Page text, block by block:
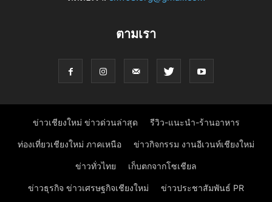
ตามเรา
ข่าวเชียงใหม่ ข่าวด่วนล่าสุด รีวิว-แนะนำ-ร้านอาหาร
ท่องเที่ยวเชียงใหม่ ภาคเหนือ ข่าวกิจกรรม งานอีเวนท์เชียงใหม่
ข่าวทั่วไทย เก็บตกจากโซเชียล
ข่าวธุรกิจ ข่าวเศรษฐกิจเชียงใหม่ ข่าวประชาสัมพันธ์ PR